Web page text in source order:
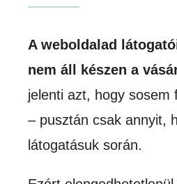
A weboldalad
nem áll készen a
jelenti azt, hogy sosem
– pusztán csak annyit,
látogatásuk során.